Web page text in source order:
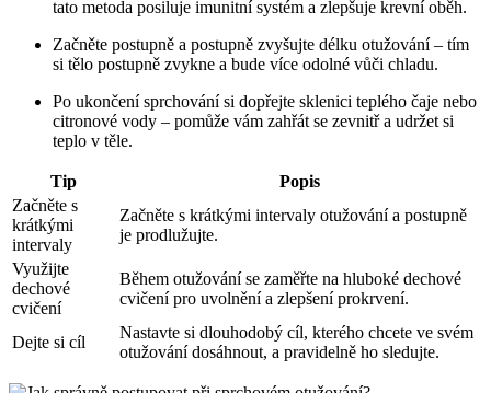
tato metoda posiluje imunitní systém a zlepšuje krevní oběh.
Začněte postupně a postupně zvyšujte délku otužování – tím
si tělo postupně zvykne a bude více odolné vůči chladu.
Po ukončení sprchování si dopřejte sklenici teplého čaje nebo
citronové vody – pomůže vám zahřát se zevnitř a udržet si
teplo v těle.
Tip
Popis
Začněte s
krátkými
intervaly
Začněte s krátkými intervaly otužování a postupně
je prodlužujte.
Využijte
dechové
cvičení
Během otužování se zaměřte na hluboké dechové
cvičení pro uvolnění a zlepšení prokrvení.
Dejte si cíl
Nastavte si dlouhodobý cíl, kterého chcete ve svém
otužování dosáhnout, a pravidelně ho sledujte.